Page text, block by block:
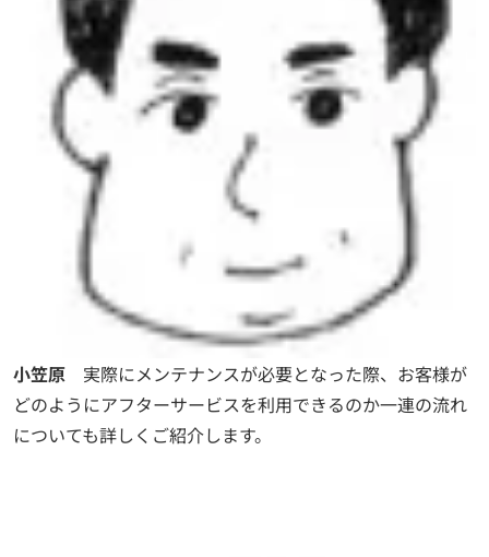
小笠原 実際にメンテナンスが必要となった際、お客様が
どのようにアフターサービスを利用できるのか一連の流れ
についても詳しくご紹介します。